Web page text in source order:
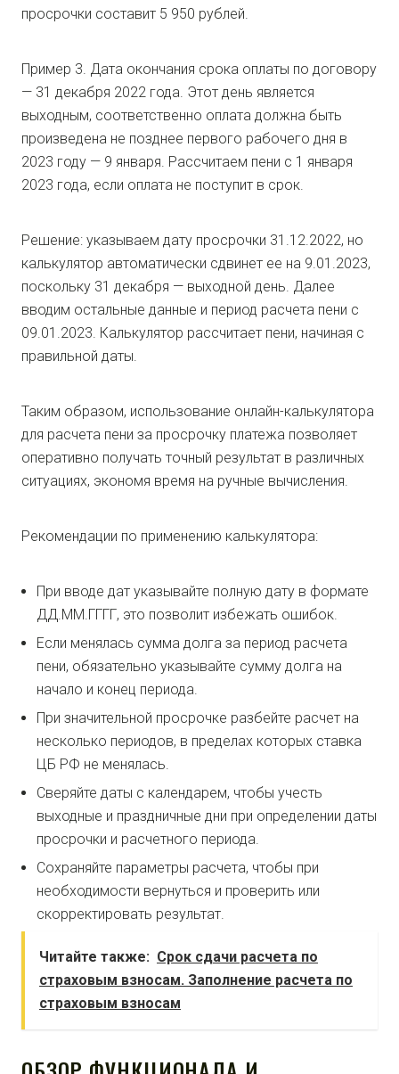
просрочки составит 5 950 рублей.
Пример 3. Дата окончания срока оплаты по договору
— 31 декабря 2022 года. Этот день является
выходным, соответственно оплата должна быть
произведена не позднее первого рабочего дня в
2023 году — 9 января. Рассчитаем пени с 1 января
2023 года, если оплата не поступит в срок.
Решение: указываем дату просрочки 31.12.2022, но
калькулятор автоматически сдвинет ее на 9.01.2023,
поскольку 31 декабря — выходной день. Далее
вводим остальные данные и период расчета пени с
09.01.2023. Калькулятор рассчитает пени, начиная с
правильной даты.
Таким образом, использование онлайн-калькулятора
для расчета пени за просрочку платежа позволяет
оперативно получать точный результат в различных
ситуациях, экономя время на ручные вычисления.
Рекомендации по применению калькулятора:
При вводе дат указывайте полную дату в формате
ДД.ММ.ГГГГ, это позволит избежать ошибок.
Если менялась сумма долга за период расчета
пени, обязательно указывайте сумму долга на
начало и конец периода.
При значительной просрочке разбейте расчет на
несколько периодов, в пределах которых ставка
ЦБ РФ не менялась.
Сверяйте даты с календарем, чтобы учесть
выходные и праздничные дни при определении даты
просрочки и расчетного периода.
Сохраняйте параметры расчета, чтобы при
необходимости вернуться и проверить или
скорректировать результат.
Читайте также: Срок сдачи расчета по
страховым взносам. Заполнение расчета по
страховым взносам